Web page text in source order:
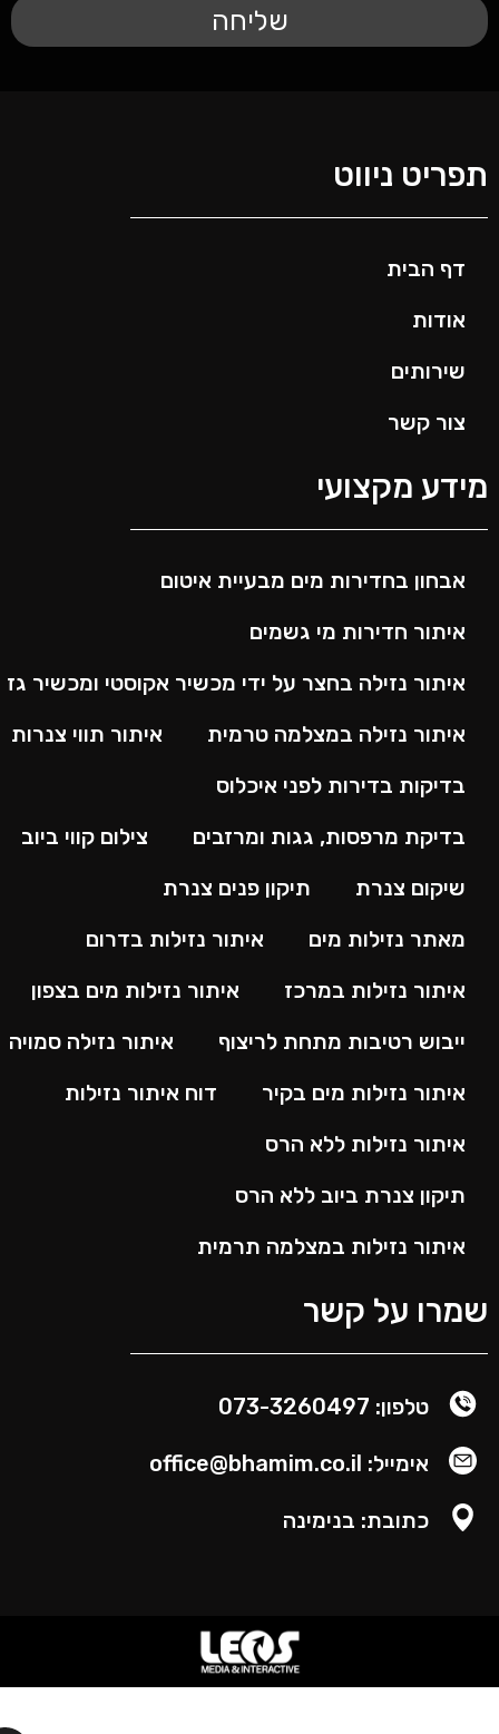
שליחה
ניווט
דף הבית
אודות
שירותים
צור קשר
מקצועי
אבחון בחדירות מים מבעיית איטום
איתור חדירות מי גשמים
איתור נזילה בחצר על ידי מכשיר אקוסטי ומכשיר גז
איתור נזילה במצלמה טרמית
איתור תווי צנרות
בדיקות בדירות לפני איכלוס
בדיקת מרפסות, גגות ומרזבים
צילום קווי ביוב
שיקום צנרת
תיקון פנים צנרת
מאתר נזילות מים
איתור נזילות בדרום
איתור נזילות במרכז
איתור נזילות מים בצפון
ייבוש רטיבות מתחת לריצוף
איתור נזילה סמויה
איתור נזילות מים בקיר
דוח איתור נזילות
איתור נזילות ללא הרס
תיקון צנרת ביוב ללא הרס
איתור נזילות במצלמה תרמית
על קשר
טלפון: 073-3260497
אימייל: office@bhamim.co.il
כתובת: בנימינה